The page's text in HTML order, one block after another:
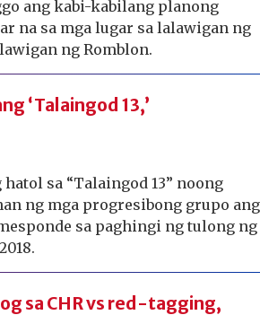
ang kabi-kabilang planong
na sa mga lugar sa lalawigan ng
ng Romblon.
‘Talaingod 13,’
sa “Talaingod 13” noong
ng mga progresibong grupo ang
sa paghingi ng tulong ng
sa CHR vs red-tagging,